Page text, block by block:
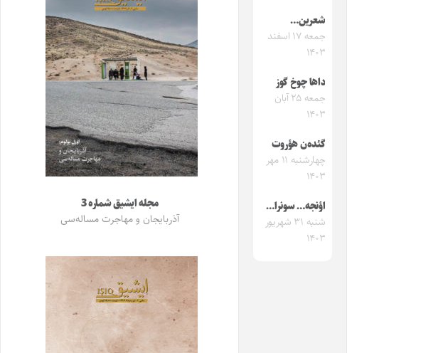
شعرین…
جمعه ۱۷ اسفند
۱۴۰۳
داها چوخ گوز
جمعه ۲۵ آبان
۱۴۰۳
گئده‌ن هؤروت
چهارشنبه ۱۱ مهر
۱۴۰۳
اؤنجه… سونرا…
شنبه ۳۱ شهریور
۱۴۰۳
مجله ایشیق شماره 3
آذربایجان و مهاجرت مساله‌سی